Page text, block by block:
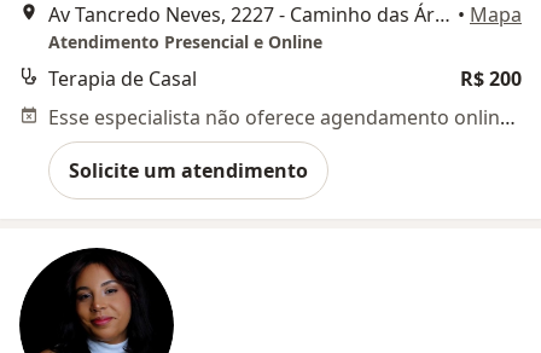
Av Tancredo Neves, 2227 - Caminho das Árvores, Salvador • Mapa
Atendimento Presencial e Online
Terapia de Casal
R$ 200
Esse especialista não oferece agendamento online para esse endereço.
Solicite um atendimento